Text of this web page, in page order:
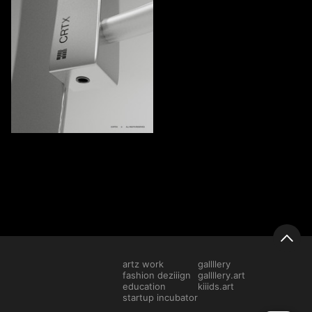
Leonid Basargin
artz work
fashion deziiign
education
startup incubator
gallllery
gallllery.art
kiiids.art